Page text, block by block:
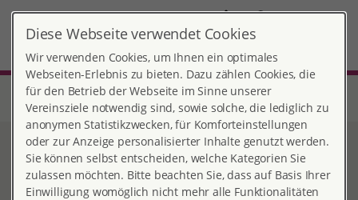
DE
Start Baden-Württemberg
Beratungsstelle Böblingen
Beratungsangebote
Videoberatung
Videoberatung
Diese Webseite verwendet Cookies
Wir verwenden Cookies, um Ihnen ein optimales
Webseiten-Erlebnis zu bieten. Dazu zählen Cookies, die
für den Betrieb der Webseite im Sinne unserer
Vereinsziele notwendig sind, sowie solche, die lediglich zu
anonymen Statistikzwecken, für Komforteinstellungen
oder zur Anzeige personalisierter Inhalte genutzt werden.
Sie können selbst entscheiden, welche Kategorien Sie
zulassen möchten. Bitte beachten Sie, dass auf Basis Ihrer
Einwilligung womöglich nicht mehr alle Funktionalitäten